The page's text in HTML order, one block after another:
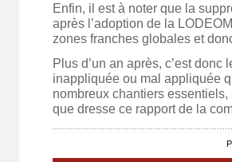
Enfin, il est à noter que la
après l’adoption de la
zones franches globales et
Plus d’un an après, c’est donc
inappliquée ou mal appliquée
nombreux chantiers
que dresse ce rapport de la